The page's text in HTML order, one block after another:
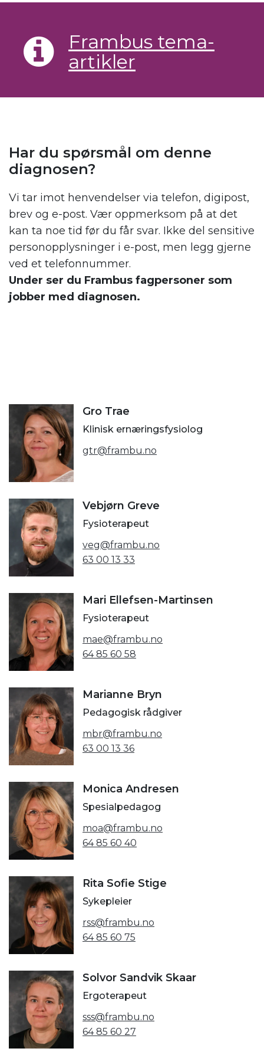
Frambus tema-
artikler
Har du spørsmål om denne
diagnosen?
Vi tar imot henvendelser via telefon, digipost,
brev og e-post. Vær oppmerksom på at det
kan ta noe tid før du får svar. Ikke del sensitive
personopplysninger i e-post, men legg gjerne
ved et telefonnummer.
Under ser du Frambus fagpersoner som
jobber med diagnosen.
Gro Trae
Klinisk ernæringsfysiolog
gtr@frambu.no
Vebjørn Greve
Fysioterapeut
veg@frambu.no
63 00 13 33
Mari Ellefsen-Martinsen
Fysioterapeut
mae@frambu.no
64 85 60 58
Marianne Bryn
Pedagogisk rådgiver
mbr@frambu.no
63 00 13 36
Monica Andresen
Spesialpedagog
moa@frambu.no
64 85 60 40
Rita Sofie Stige
Sykepleier
rss@frambu.no
64 85 60 75
Solvor Sandvik Skaar
Ergoterapeut
sss@frambu.no
64 85 60 27